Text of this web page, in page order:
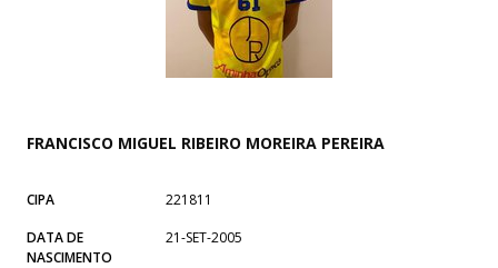
FRANCISCO MIGUEL RIBEIRO MOREIRA PEREIRA
CIPA
221811
DATA DE
NASCIMENTO
21-SET-2005